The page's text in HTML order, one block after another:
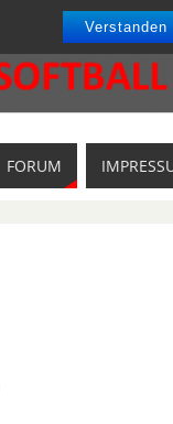
Verstanden
FORUM